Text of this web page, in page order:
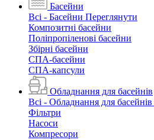
Басейни
Всі - Басейни Переглянути
Композитні басейни
Поліпропіленові басейни
Збірні басейни
СПА-басейни
СПА-капсули
Обладнання для басейнів
Всі - Обладнання для басейнів
Фільтри
Насоси
Компресори